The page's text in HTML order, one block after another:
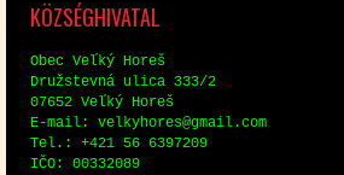
KÖZ­SÉG­HI­VA­TAL
Obec Veľký Horeš
Družstev­ná uli­ca 333/2
07652 Veľký Horeš
E-mail: vel­ky­hores@​gmail.​com
Tel.: +421 56 6397209
IČO: 00332089